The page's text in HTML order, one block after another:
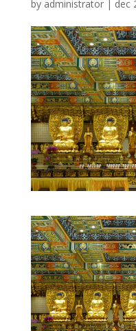
by administrator| dec